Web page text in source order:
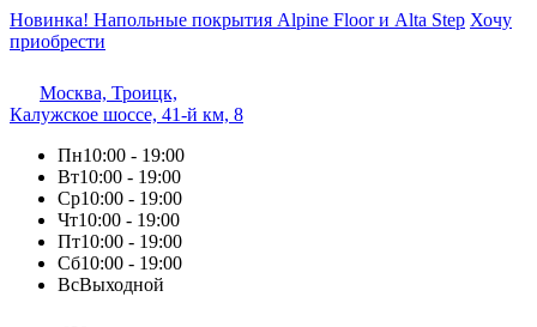
Новинка! Напольные покрытия Alpine Floor и Alta Step Хочу
приобрести
Москва, Троицк,
Калужское шоссе, 41-й км, 8
Пн10:00 - 19:00
Вт10:00 - 19:00
Ср10:00 - 19:00
Чт10:00 - 19:00
Пт10:00 - 19:00
Сб10:00 - 19:00
ВсВыходной